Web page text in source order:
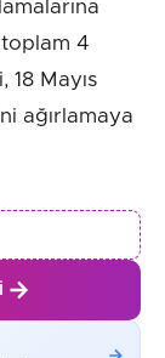
4
18 Mayıs
ağırlamaya